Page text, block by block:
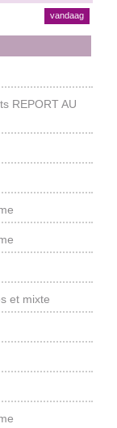
vandaag
REPORT AU
et mixte